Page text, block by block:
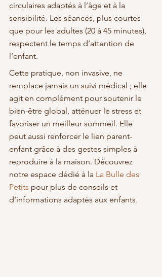
circulaires adaptés à l’âge et à la
sensibilité. Les séances, plus courtes
que pour les adultes (20 à 45 minutes),
respectent le temps d’attention de
l’enfant.
Cette pratique, non invasive, ne
remplace jamais un suivi médical ; elle
agit en complément pour soutenir le
bien-être global, atténuer le stress et
favoriser un meilleur sommeil. Elle
peut aussi renforcer le lien parent-
enfant grâce à des gestes simples à
reproduire à la maison. Découvrez
notre espace dédié à la La Bulle des
Petits pour plus de conseils et
d’informations adaptés aux enfants.